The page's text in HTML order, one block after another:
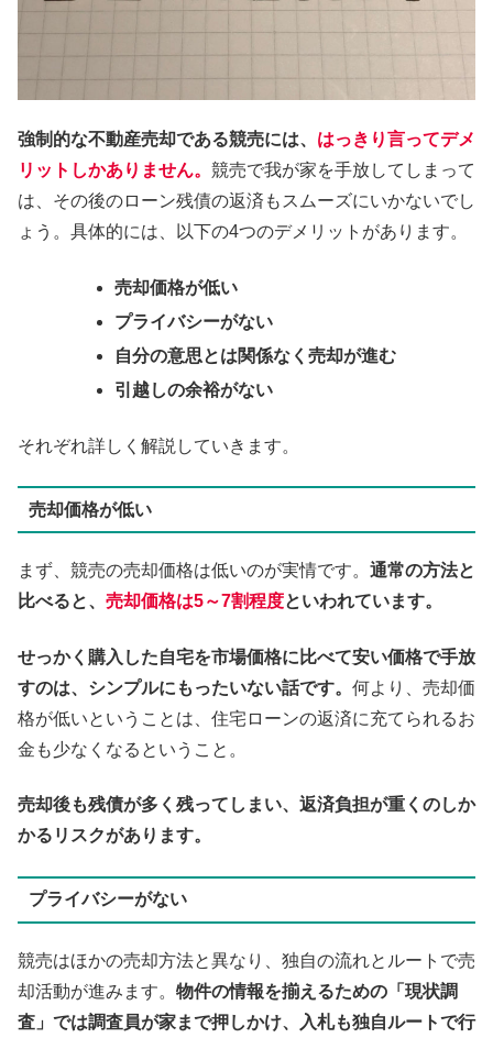
強制的な不動産売却である競売には、 はっきり言ってデメ
リットしかありません。 競売で我が家を手放してしまって
は、その後のローン残債の返済もスムーズにいかないでし
ょう。具体的には、以下の4つのデメリットがあります。
売却価格が低い
プライバシーがない
自分の意思とは関係なく売却が進む
引越しの余裕がない
それぞれ詳しく解説していきます。
売却価格が低い
まず、競売の売却価格は低いのが実情です。 通常の方法と
比べると、 売却価格は5～7割程度といわれています。
せっかく購入した自宅を市場価格に比べて安い価格で手放
すのは、シンプルにもったいない話です。 何より、売却価
格が低いということは、住宅ローンの返済に充てられるお
金も少なくなるということ。
売却後も残債が多く残ってしまい、返済負担が重くのしか
かるリスクがあります。
プライバシーがない
競売はほかの売却方法と異なり、独自の流れとルートで売
却活動が進みます。 物件の情報を揃えるための「現状調
査」では調査員が家まで押しかけ、入札も独自ルートで行